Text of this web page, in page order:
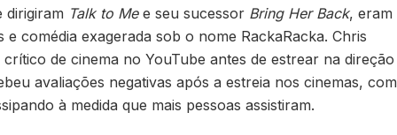
dirigiram Talk to Mee seu sucessor Bring Her Back, eram
comédia exagerada sob o nome RackaRacka. Chris
de cinema no YouTube antes de estrear na direção
avaliações negativas após a estreia nos cinemas, com
à medida que mais pessoas assistiram.